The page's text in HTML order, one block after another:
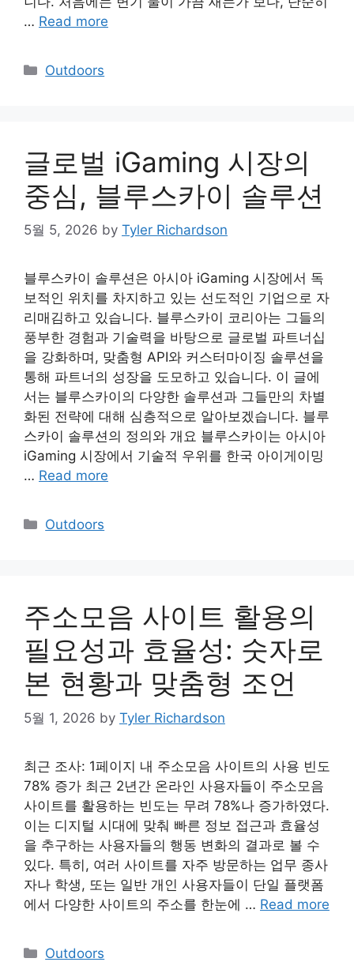
… Read more
Categories
Outdoors
글로벌 iGaming 시장의
중심, 블루스카이 솔루션
5월 5, 2026 by Tyler Richardson
블루스카이 솔루션은 아시아 iGaming 시장에서 독
보적인 위치를 차지하고 있는 선도적인 기업으로 자
리매김하고 있습니다. 블루스카이 코리아는 그들의
풍부한 경험과 기술력을 바탕으로 글로벌 파트너십
을 강화하며, 맞춤형 API와 커스터마이징 솔루션을
통해 파트너의 성장을 도모하고 있습니다. 이 글에
서는 블루스카이의 다양한 솔루션과 그들만의 차별
화된 전략에 대해 심층적으로 알아보겠습니다. 블루
스카이 솔루션의 정의와 개요 블루스카이는 아시아
iGaming 시장에서 기술적 우위를 한국 아이게이밍
… Read more
Categories
Outdoors
주소모음 사이트 활용의
필요성과 효율성: 숫자로
본 현황과 맞춤형 조언
5월 1, 2026 by Tyler Richardson
최근 조사: 1페이지 내 주소모음 사이트의 사용 빈도
78% 증가 최근 2년간 온라인 사용자들이 주소모음
사이트를 활용하는 빈도는 무려 78%나 증가하였다.
이는 디지털 시대에 맞춰 빠른 정보 접근과 효율성
을 추구하는 사용자들의 행동 변화의 결과로 볼 수
있다. 특히, 여러 사이트를 자주 방문하는 업무 종사
자나 학생, 또는 일반 개인 사용자들이 단일 플랫폼
에서 다양한 사이트의 주소를 한눈에 … Read more
Categories
Outdoors